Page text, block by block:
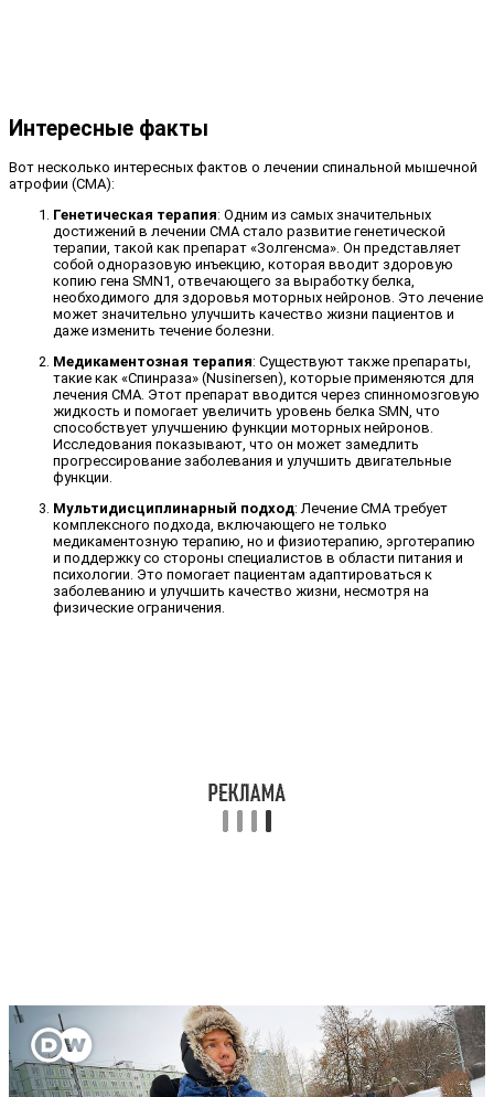
Интересные факты
Вот несколько интересных фактов о лечении спинальной мышечной
атрофии (СМА):
Генетическая терапия: Одним из самых значительных
достижений в лечении СМА стало развитие генетической
терапии, такой как препарат «Золгенсма». Он представляет
собой одноразовую инъекцию, которая вводит здоровую
копию гена SMN1, отвечающего за выработку белка,
необходимого для здоровья моторных нейронов. Это лечение
может значительно улучшить качество жизни пациентов и
даже изменить течение болезни.
Медикаментозная терапия: Существуют также препараты,
такие как «Спинраза» (Nusinersen), которые применяются для
лечения СМА. Этот препарат вводится через спинномозговую
жидкость и помогает увеличить уровень белка SMN, что
способствует улучшению функции моторных нейронов.
Исследования показывают, что он может замедлить
прогрессирование заболевания и улучшить двигательные
функции.
Мультидисциплинарный подход: Лечение СМА требует
комплексного подхода, включающего не только
медикаментозную терапию, но и физиотерапию, эрготерапию
и поддержку со стороны специалистов в области питания и
психологии. Это помогает пациентам адаптироваться к
заболеванию и улучшить качество жизни, несмотря на
физические ограничения.